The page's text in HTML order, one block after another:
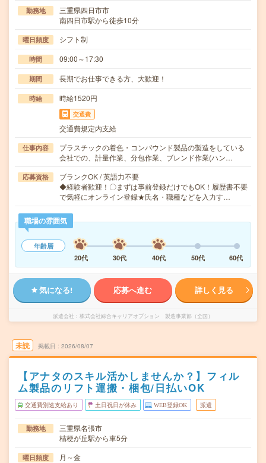
勤務地
三重県四日市市
南四日市駅から徒歩10分
曜日頻度 シフト制
時間 09:00～17:30
期間 長期でお仕事できる方、大歓迎！
時給 時給1520円
交通費
交通費規定内支給
仕事内容
プラスチックの着色・コンパウンド製品の製造をしている
会社での、計量作業、分包作業、ブレンド作業(ハン…
応募資格
ブランクOK / 英語力不要
◆経験者歓迎！〇まずは事前登録だけでもOK！履歴書不要
で気軽にオンライン登録★氏名・職種などを入力す…
職場の雰囲気
年齢層
20代
30代 40代 50代 60代
気になる! 応募へ進む 詳しく見る
派遣会社 株式会社綜合キャリアオプション 製造事業部（全国）
未読 掲載日 2026/08/07
【アナタのスキル活かしませんか？】フィル
ム製品のリフト運搬・梱包/日払いOK
交通費別途支給あり 土日祝日が休み WEB登録OK 派遣
勤務地
三重県名張市
桔梗が丘駅から車5分
曜日頻度 月～金